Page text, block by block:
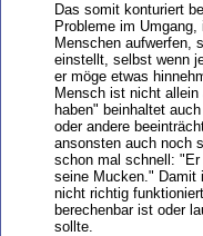
Das somit konturiert
Probleme im
Menschen aufwerfen,
einstellt, selbst wenn
er möge etwas
Mensch ist nicht
haben" beinhaltet
oder andere
ansonsten auch noch
schon mal schnell:
seine Mucken." Damit
nicht richtig
berechenbar ist oder
sollte.